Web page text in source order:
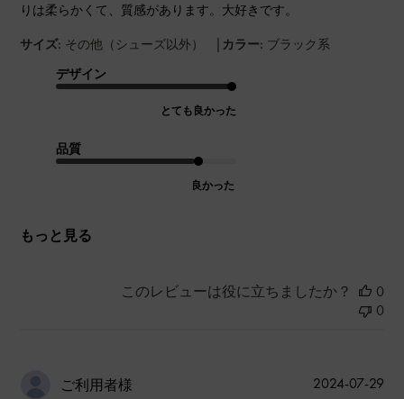
りは柔らかくて、質感があります。大好きです。
サイズ: その他（シューズ以外） | カラー: ブラック系
デザイン
とても良かった
品質
良かった
もっと見る
このレビューは役に立ちましたか？
0
0
ご利用者様
公
2024-07-29